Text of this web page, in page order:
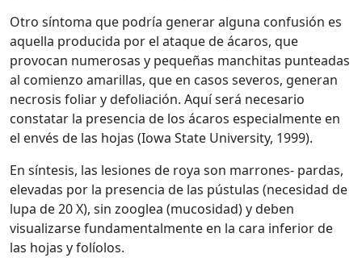
Otro síntoma que podría generar alguna confusión es
aquella producida por el ataque de ácaros, que
provocan numerosas y pequeñas manchitas punteadas
al comienzo amarillas, que en casos severos, generan
necrosis foliar y defoliación. Aquí será necesario
constatar la presencia de los ácaros especialmente en
el envés de las hojas (Iowa State University, 1999).
En síntesis, las lesiones de roya son marrones- pardas,
elevadas por la presencia de las pústulas (necesidad de
lupa de 20 X), sin zooglea (mucosidad) y deben
visualizarse fundamentalmente en la cara inferior de
las hojas y folíolos.